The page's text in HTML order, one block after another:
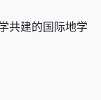
共建的国际地学